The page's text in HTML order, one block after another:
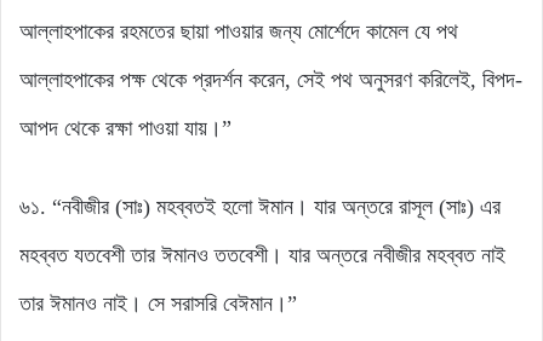
আল্লাহপাকের রহমতের ছায়া পাওয়ার জন্য মোর্শেদে কামেল যে পথ
আল্লাহপাকের পক্ষ থেকে প্রদর্শন করেন, সেই পথ অনুসরণ করিলেই, বিপদ-
আপদ থেকে রক্ষা পাওয়া যায়।”
৬১. “নবীজীর (সাঃ) মহব্বতই হলো ঈমান। যার অন্তরে রাসূল (সাঃ) এর
মহব্বত যতবেশী তার ঈমানও ততবেশী। যার অন্তরে নবীজীর মহব্বত নাই
তার ঈমানও নাই। সে সরাসরি বেঈমান।”